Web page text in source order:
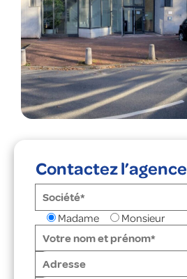
Contactez l’agence
Madame Monsieur